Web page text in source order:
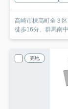
高崎市棟高町全３
徒歩16分、群馬南
売地